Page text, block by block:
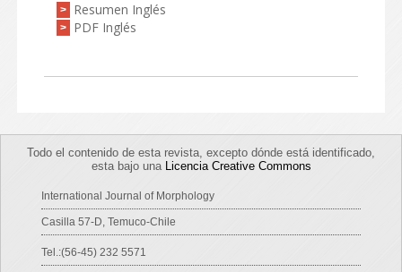
> Resumen Inglés
> PDF Inglés
Todo el contenido de esta revista, excepto dónde está identificado,
esta bajo una Licencia Creative Commons
International Journal of Morphology
Casilla 57-D, Temuco-Chile
Tel.:(56-45) 232 5571